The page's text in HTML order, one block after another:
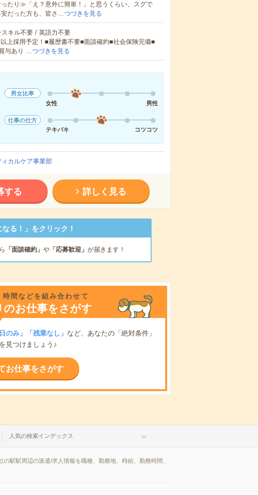
たり≫「え？意外に簡単！」と思うくらい、スグで
安だった方も、皆さ…つづきを見る
キル不要 / 英語力不要
上採用予定！■履歴書不要■面談確約■社会保険完備■
与あり …つづきを見る
男女比率
女性
男性
仕事の仕方
テキパキ
コツコツ
カルケア事業部
する 詳しく見る
る！」をクリック！
「面談確約」 や「応募歓迎」 が届きます！
間などを組み合わせて
お仕事をさがす
のみ」「残業なし」 など、あなたの「絶対条件」
見つけましょう♪
お仕事をさがす
人気の検索インデックス
駅駅周辺の派遣/求人情報を職種、勤務地、時給、勤務時間、